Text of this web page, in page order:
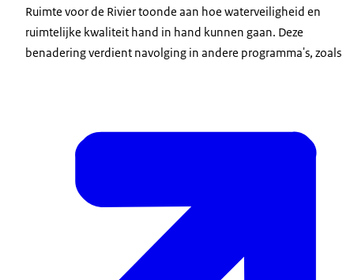
Ruimte voor de Rivier toonde aan hoe waterveiligheid en
ruimtelijke kwaliteit hand in hand kunnen gaan. Deze
benadering verdient navolging in andere programma's, zoals